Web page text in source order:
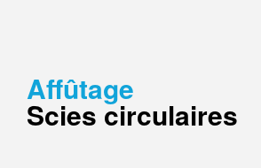
Affûtage
Scies circulaires